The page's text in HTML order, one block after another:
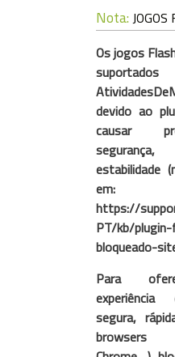
Nota:
Os jogos
devido ao
causar
estabilidade
em:
https://
PT/kb/
bloqueado-
Para
segura,
browsers